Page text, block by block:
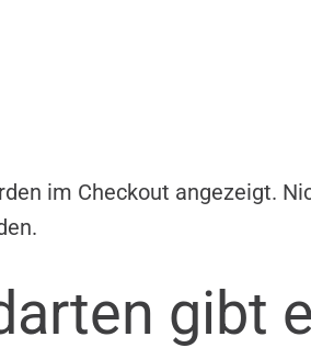
im Checkout angezeigt.
gibt